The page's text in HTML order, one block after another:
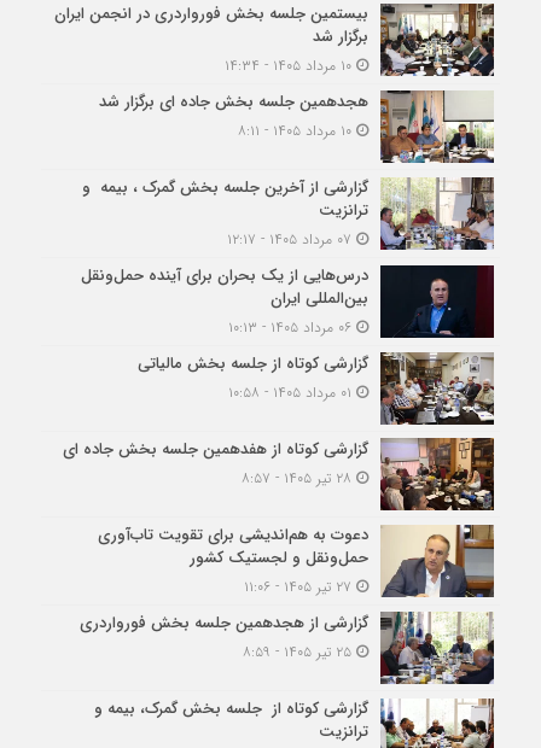
بیستمین جلسه بخش فورواردری در انجمن ایران
برگزار شد
۱۰ مرداد ۱۴۰۵ - ۱۴:۳۴
هجدهمین جلسه بخش جاده ای برگزار شد
۱۰ مرداد ۱۴۰۵ - ۸:۱۱
گزارشی از آخرین جلسه بخش گمرک ، بیمه و
ترانزیت
درس‌هایی از یک بحران برای آینده حمل‌ونقل
بین‌المللی ایران
گزارشی کوتاه از جلسه بخش مالیاتی
گزارشی کوتاه از هفدهمین جلسه بخش جاده ای
دعوت به هم‌اندیشی برای تقویت تاب‌آوری
حمل‌ونقل و لجستیک کشور
گزارشی از هجدهمین جلسه بخش فورواردری
۲۵ تیر ۱۴۰۵ - ۸:۵۹
گزارشی کوتاه از جلسه بخش گمرک، بیمه و
ترانزیت